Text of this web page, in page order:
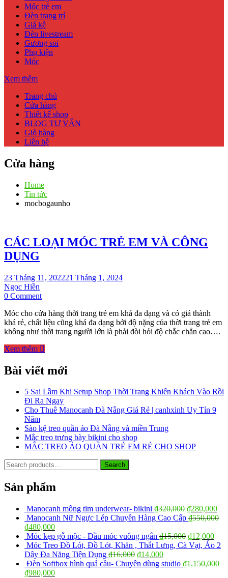
Móc trẻ em
Đèn trang trí
Giá kệ
Đèn livestream
Gương soi
Phụ kiện
Móc
Xem thêm
Trang chủ
Cửa hàng
Thiết kế shop
BLOG TƯ VẤN
Giỏ hàng
Liên hệ
Cửa hàng
Home
Tin tức
mocbogaunho
CÁC LOẠI MÓC TRẺ EM VÀ CÔNG
DỤNG
23 Tháng 11, 202221 Tháng 1, 2024
Ngọc Hiền
0 Commenton
LOẠI
MÓC
TRẺ
VÀ
DỤNG
Móc cho cửa hàng thời trang trẻ em khá đa dạng và có giá thành
khá rẻ, chất liệu cũng khá đa dạng bởi độ nặng của thời trang trẻ em
không như thời trang người lớn là phải đòi hỏi độ chắc chắn cao….
Xem thêm
Bài viết mới
5 Sai Lầm Khi Setup Shop Thời Trang Khiến Khách Vào Rồi
Đi Ra Ngay
Cho Thuê Manocanh Đà Nẵng Giá Rẻ | canhxinh Uy Tín 9
Năm
Sào kệ treo quần áo Đà Nẵng và miền Trung
Mắc treo trưng bày bikini cho shop
MẮC TREO ÁO QUẦN TRẺ EM RẺ CHO SHOP
Search
for:
Search
Sản phẩm
Manocanh mông tim underwear- bikini ₫320,000 ₫280,000
Manocanh Nữ Ngực Lép Chuyên Hàng Cao Cấp ₫550,000
₫480,000
Móc kẹp gỗ mộc - Đầu móc vuông ngắn ₫15,000 ₫12,000
Móc Treo Đồ Lót, Đồ Lót, Khăn , Thắt Lưng, Cà Vạt, Áo 2
Dây Đa Năng Tiện Dụng ₫16,000 ₫14,000
Đèn Softbox hình quả cầu- Chuyên dùng studio ₫1,150,000
₫980,000